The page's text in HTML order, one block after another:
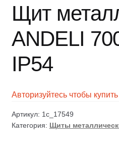
Щит
ANDELI
IP54
Авторизуйтесь чтобы купить
Артикул: 1c_17549
Категория: Щиты